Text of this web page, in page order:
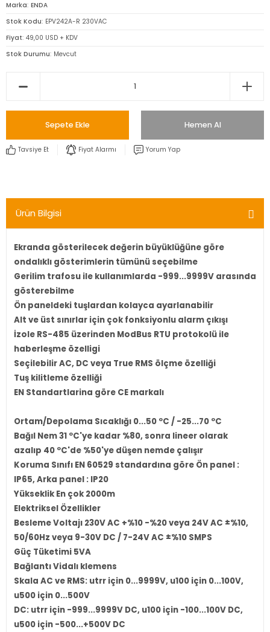
Marka ENDA
Stok Kodu EPV242A-R 230VAC
Fiyat 49,00 USD + KDV
Stok Durumu Mevcut
Sepete Ekle Hemen Al
Tavsiye Et Fiyat Alarmı Yorum Yap
Ürün Bilgisi
Ekranda gösterilecek değerin büyüklüğüne göre
ondalıklı gösterimlerin tümünü seçebilme
Gerilim trafosu ile kullanımlarda -999...9999V arasında
gösterebilme
Ön paneldeki tuşlardan kolayca ayarlanabilir
Alt ve üst sınırlar için çok fonksiyonlu alarm çıkışı
İzole RS-485 üzerinden ModBus RTU protokolü ile
haberleşme özelligi
Seçilebilir AC, DC veya True RMS ölçme özelliği
Tuş kilitleme özelliği
EN Standartlarina göre CE markalı
Ortam/Depolama Sıcaklığı 0...50 ºC / -25...70 ºC
Bağıl Nem 31 ºC'ye kadar %80, sonra lineer olarak
azalıp 40 ºC'de %50'ye düşen nemde çalışır
Koruma Sınıfı EN 60529 standardına göre Ön panel :
IP65, Arka panel : IP20
Yükseklik En çok 2000m
Elektriksel Özellikler
Besleme Voltajı 230V AC +%10 -%20 veya 24V AC ±%10,
50/60Hz veya 9-30V DC / 7-24V AC ±%10 SMPS
Güç Tüketimi 5VA
Bağlantı Vidalı klemens
Skala AC ve RMS: utrr için 0...9999V, u100 için 0...100V,
u500 için 0...500V
DC: utrr için -999...9999V DC, u100 için -100...100V DC,
u500 için -500...+500V DC